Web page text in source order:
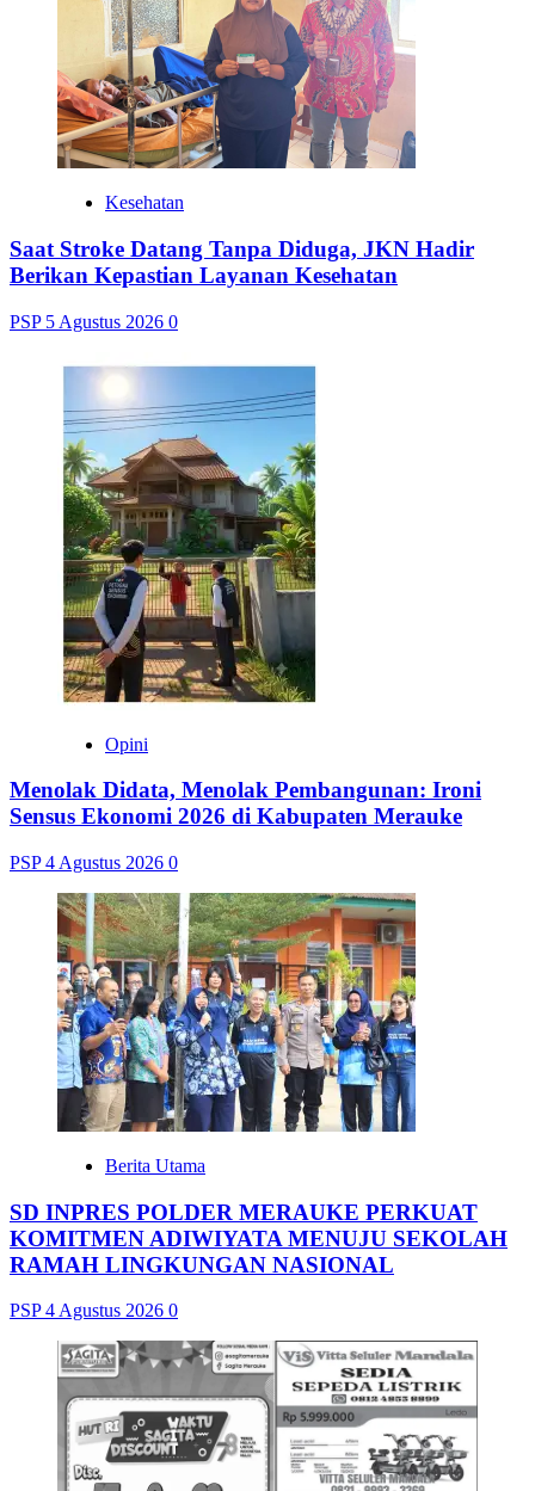
Kesehatan
Saat Stroke Datang Tanpa Diduga, JKN Hadir
Berikan Kepastian Layanan Kesehatan
PSP 5 Agustus 2026 0
Opini
Menolak Didata, Menolak Pembangunan: Ironi
Sensus Ekonomi 2026 di Kabupaten Merauke
PSP4 Agustus 2026 0
Berita Utama
SD INPRES POLDER MERAUKE PERKUAT
KOMITMEN ADIWIYATA MENUJU SEKOLAH
RAMAH LINGKUNGAN NASIONAL
PSP4 Agustus 2026 0